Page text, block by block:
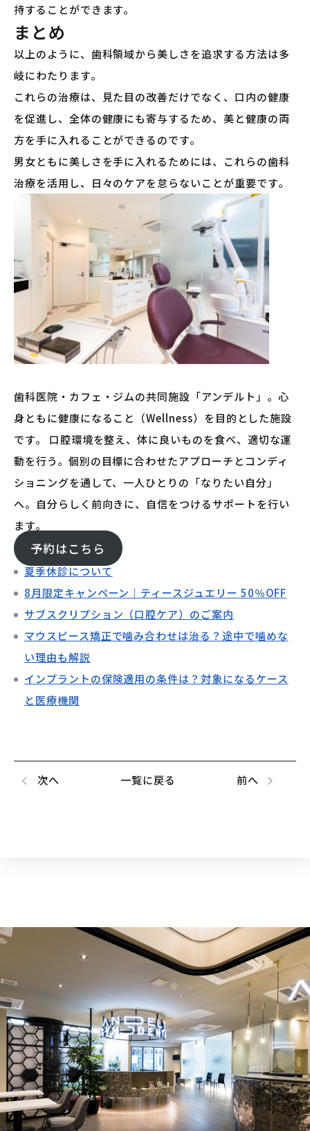
持することができます。
まとめ
以上のように、歯科領域から美しさを追求する方法は多
岐にわたります。
これらの治療は、見た目の改善だけでなく、口内の健康
を促進し、全体の健康にも寄与するため、美と健康の両
方を手に入れることができるのです。
男女ともに美しさを手に入れるためには、これらの歯科
治療を活用し、日々のケアを怠らないことが重要です。
歯科医院・カフェ・ジムの共同施設「アンデルト」。心
身ともに健康になること（Wellness）を目的とした施設
です。 口腔環境を整え、体に良いものを食べ、適切な運
動を行う。個別の目標に合わせたアプローチとコンディ
ショニングを通して、一人ひとりの「なりたい自分」
へ。自分らしく前向きに、自信をつけるサポートを行い
ます。
予約はこちら
夏季休診について
8月限定キャンペーン｜ティースジュエリー 50％OFF
サブスクリプション（口腔ケア）のご案内
マウスピース矯正で噛み合わせは治る？途中で噛めな
い理由も解説
インプラントの保険適用の条件は？対象になるケース
と医療機関
次へ 一覧に戻る 前へ